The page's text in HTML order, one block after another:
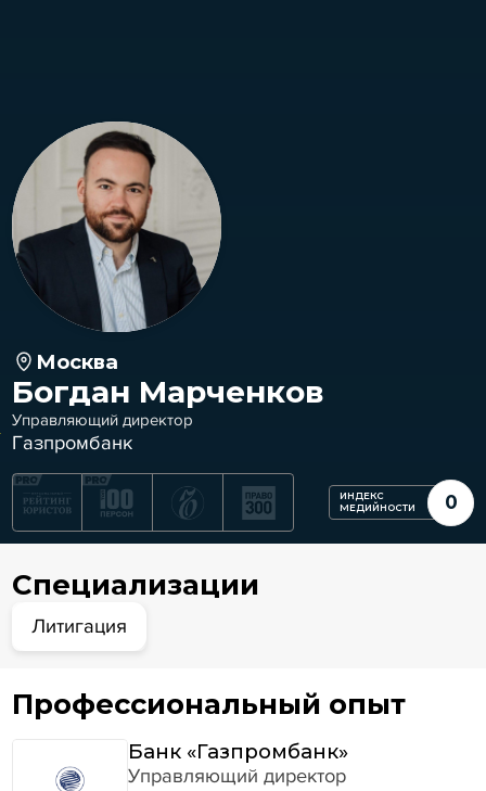
Москва
Богдан Марченков
Управляющий директор
Газпромбанк
ИНДЕКС
МЕДИЙНОСТИ
0
Специализации
Литигация
Профессиональный опыт
Банк «Газпромбанк»
Управляющий директор